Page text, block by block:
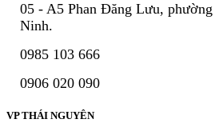
05 - A5 Phan Đăng Lưu,
Ninh.
0985 103 666
0906 020 090
VP THÁI NGUYÊN